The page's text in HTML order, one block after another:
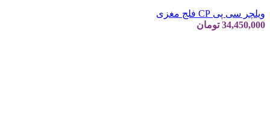
ویلچر سی پی CP فلج مغزی
34,450,000 تومان